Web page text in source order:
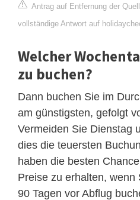
Antrag auf Entfernung der
vollständige Antwort auf
Welcher
zu buchen?
Dann buchen Sie im
am günstigsten, gefolgt
Vermeiden Sie Dienstag
dies die teuersten
haben die besten
Preise zu erhalten, wenn
90 Tagen vor Abflug